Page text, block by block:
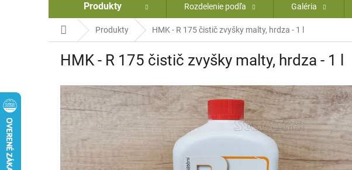
Produkty Rozdelenie podľa Galéria
DomovProdukty HMK - R 175 čistič zvyšky malty, hrdza - 1 l
HMK - R 175 čistič zvyšky malty, hrdza - 1 l